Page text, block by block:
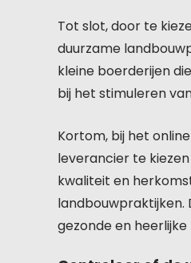
Tot slot, door te
duurzame
kleine boerderijen
bij het stimuleren
Kortom, bij het
leverancier te
kwaliteit en
landbouwpraktijken.
gezonde en